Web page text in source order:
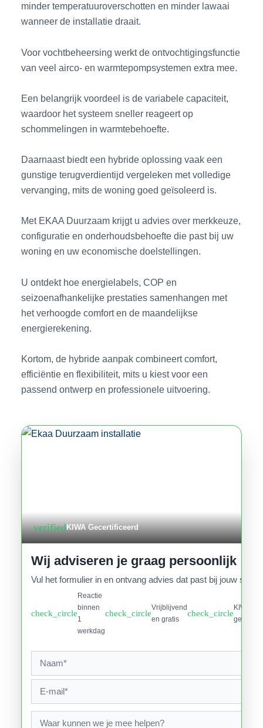
minder temperatuuroverschotten en minder lawaai
wanneer de installatie draait.
Voor vochtbeheersing werkt de ontvochtigingsfunctie
van veel airco- en warmtepompsystemen extra mee.
Een belangrijk voordeel is de variabele capaciteit,
waardoor het systeem sneller reageert op
schommelingen in warmtebehoefte.
Daarnaast biedt een hybride oplossing vaak een
gunstige terugverdientijd vergeleken met volledige
vervanging, mits de woning goed geïsoleerd is.
Met EKAA Duurzaam krijgt u advies over merkkeuze,
configuratie en onderhoudsbehoefte die past bij uw
woning en uw economische doelstellingen.
U ontdekt hoe energielabels, COP en
seizoenafhankelijke prestaties samenhangen met
het verhoogde comfort en de maandelijkse
energierekening.
Kortom, de hybride aanpak combineert comfort,
efficiëntie en flexibiliteit, mits u kiest voor een
passend ontwerp en professionele uitvoering.
verifiedKIWA Gecertificeerd
Wij adviseren je graag persoonlijk
Vul het formulier in en ontvang advies dat past bij jouw
check_circle
Reactie
binnen
1
werkdag
check_circle
Vrijblijvend
en gratis
check_circle
KIWA